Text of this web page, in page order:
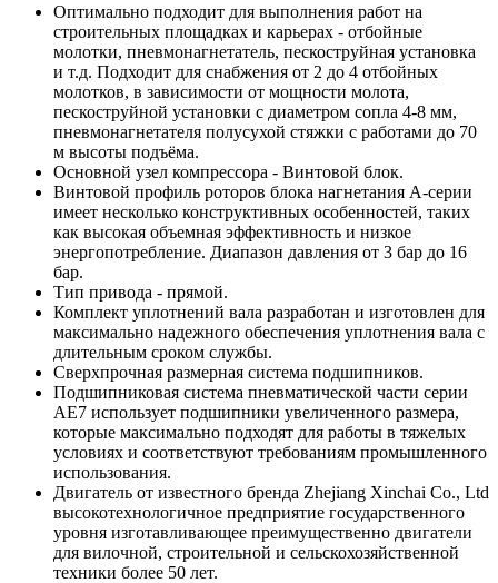
Оптимально подходит для выполнения работ на
строительных площадках и карьерах - отбойные
молотки, пневмонагнетатель, пескоструйная установка
и т.д. Подходит для снабжения от 2 до 4 отбойных
молотков, в зависимости от мощности молота,
пескоструйной установки с диаметром сопла 4-8 мм,
пневмонагнетателя полусухой стяжки с работами до 70
м высоты подъёма.
Основной узел компрессора - Винтовой блок.
Винтовой профиль роторов блока нагнетания А-серии
имеет несколько конструктивных особенностей, таких
как высокая объемная эффективность и низкое
энергопотребление. Диапазон давления от 3 бар до 16
бар.
Тип привода - прямой.
Комплект уплотнений вала разработан и изготовлен для
максимально надежного обеспечения уплотнения вала с
длительным сроком службы.
Сверхпрочная размерная система подшипников.
Подшипниковая система пневматической части серии
AE7 использует подшипники увеличенного размера,
которые максимально подходят для работы в тяжелых
условиях и соответствуют требованиям промышленного
использования.
Двигатель от известного бренда Zhejiang Xinchai Co., Ltd
высокотехнологичное предприятие государственного
уровня изготавливающее преимущественно двигатели
для вилочной, строительной и сельскохозяйственной
техники более 50 лет.